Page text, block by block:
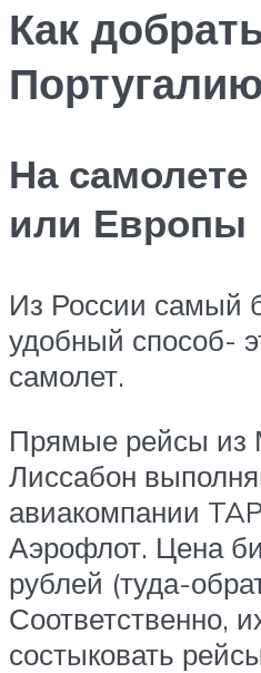
Как
Португалию
На самолете
или Европы
Из России самый
удобный способ-
самолет.
Прямые рейсы из
Лиссабон
авиакомпании
Аэрофлот. Цена
рублей (туда-
Соответственно,
состыковать